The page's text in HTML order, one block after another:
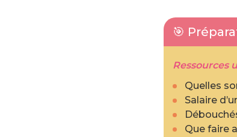
🎯
Ressources
Quelles
Salaire
Que faire